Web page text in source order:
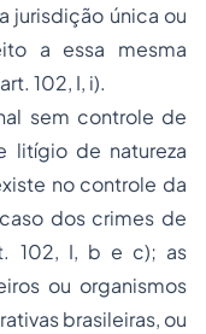
jurisdição única ou
a essa mesma
102, I, i).
sem controle de
litígio de natureza
no controle da
dos crimes de
102, I, b e c); as
ou organismos
brasileiras, ou